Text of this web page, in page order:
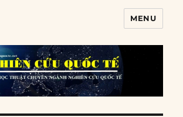
MENU